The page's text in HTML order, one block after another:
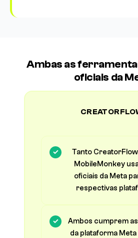
Ambas as
oficiais da
Tanto
MobileMonkey
oficiais da Meta
respectivas
Ambos cumprem
da plataforma Meta